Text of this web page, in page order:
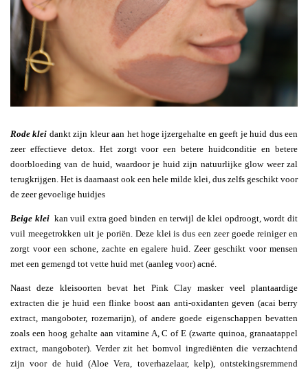
Rode klei dankt zijn kleur aan het hoge ijzergehalte en geeft je huid dus een
zeer effectieve detox. Het zorgt voor een betere huidconditie en betere
doorbloeding van de huid, waardoor je huid zijn natuurlijke glow weer zal
terugkrijgen. Het is daarnaast ook een hele milde klei, dus zelfs geschikt voor
de zeer gevoelige huidjes
Beige kleikan vuil extra goed binden en terwijl de klei opdroogt, wordt dit
vuil meegetrokken uit je poriën. Deze klei is dus een zeer goede reiniger en
zorgt voor een schone, zachte en egalere huid. Zeer geschikt voor mensen
met een gemengd tot vette huid met (aanleg voor) acné.
Naast deze kleisoorten bevat het Pink Clay masker veel plantaardige
extracten die je huid een flinke boost aan anti-oxidanten geven (acai berry
extract, mangoboter, rozemarijn), of andere goede eigenschappen bevatten
zoals een hoog gehalte aan vitamine A, C of E (zwarte quinoa, granaatappel
extract, mangoboter). Verder zit het bomvol ingrediënten die verzachtend
zijn voor de huid (Aloe Vera, toverhazelaar, kelp), ontstekingsremmend